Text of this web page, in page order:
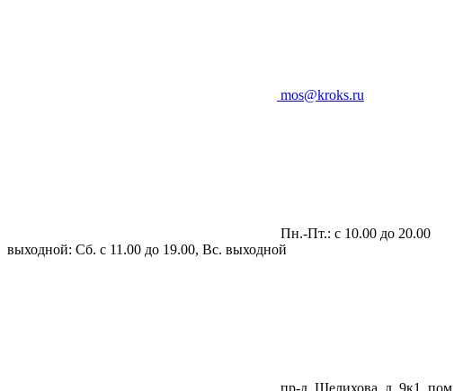
mos@kroks.ru
Пн.-Пт.: с 10.00 до 20.00
выходной: Сб. с 11.00 до 19.00, Вс. выходной
пр-д. Шелихова, д. 9к1,